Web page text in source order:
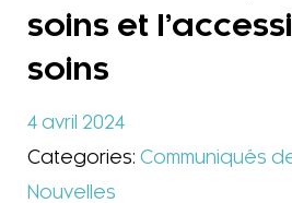
soins et
soins
4 avril 2024
Categories: Communiqués
Nouvelles